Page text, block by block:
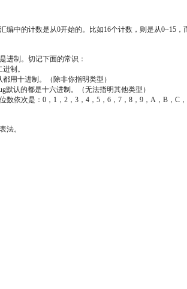
编中的计数是从0开始的。比如16个计数，则是从0~15
进制。切记下面的常识：
制。
用十进制。（除非你指明类型）
默认的都是十六进制。（无法指明其他类型）
数依次是：0，1，2，3，4，5，6，7，8，9，A，B，C，
法。